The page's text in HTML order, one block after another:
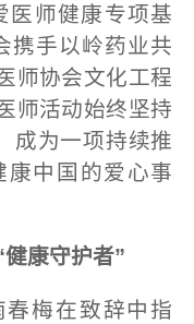
医师健康专项基
携手以岭药业共
师协会文化工程
师活动始终坚持
成为一项持续推
康中国的爱心事
康守护者”
梅在致辞中指